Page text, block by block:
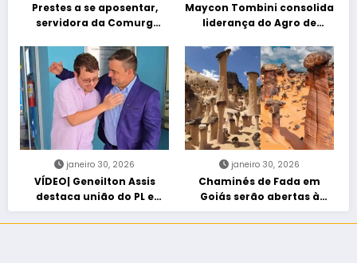
Prestes a se aposentar,
servidora da Comurg
entra em protocolo de
morte encefálica
Maycon Tombini consolida
liderança do Agro de
“Acorda Brasil” em Goiânia
janeiro 30, 2026
VÍDEO| Geneilton Assis
destaca união do PL e
consolidação de apoio a
Maycon Tombini em Jataí
janeiro 30, 2026
Chaminés de Fada em
Goiás serão abertas à
visitação controlada